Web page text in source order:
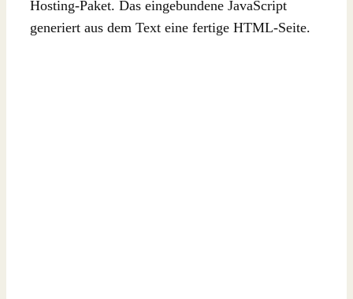
Hosting-Paket. Das eingebundene JavaScript
generiert aus dem Text eine fertige HTML-Seite.